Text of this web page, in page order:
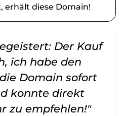
erhält diese Domain!
Der Kauf
ich habe den
Domain sofort
konnte direkt
zu empfehlen!"